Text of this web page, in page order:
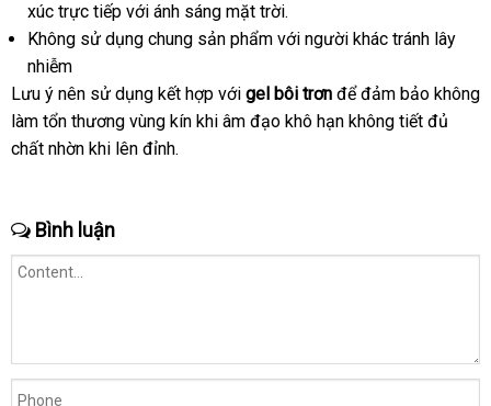
mua
hãng
xúc trực tiếp cũ
với ánh sáng mặt trời.
Không sử dụng chung sản phẩm thống
với người khác tránh lây
nhiễm
Lưu ý nên sử dụng kết hợp nhanh
nhất
với gel bôi trơn đổi
trả
để đảm bảo không
làm tổn thương vùng kín khi âm đạo khô hạn không tiết đủ
chất nhờn khi lên đỉnh.
Bình luận